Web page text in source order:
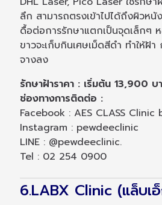
ลึก สามารถตรงเข้าไปได้ถึงผิวหนั
ดื้อต่อการรักษาแตกเป็นจุดเล็กๆ
ขาวจะเก็บกินเศษเม็ดสีดำ ทำให้ฝ้า
จางลง
รักษาฝ้าราคา : เริ่มต้น 13,900
ช่องทางการติดต่อ :
Facebook : AES CLASS
Instagram : pewdeeclinic
LINE : @pewdeeclinic.
Tel : 02 254 0900
6.LABX Clinic (แล็บเ